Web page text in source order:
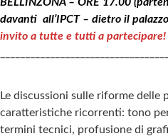
davanti all’IPCT – dietro il
invito a tutte e tutti a partecipare!
Le discussioni sulle riforme delle
caratteristiche ricorrenti: tono
termini tecnici, profusione di